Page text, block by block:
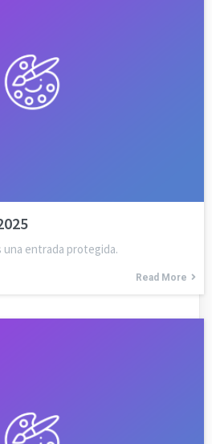
entrada protegida.
Read More